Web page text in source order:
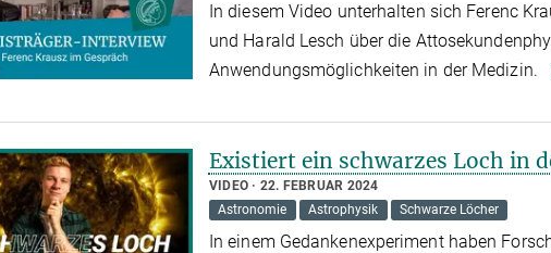
In diesem Video unterhalten sich Ferenc
und Harald Lesch über die
Anwendungsmöglichkeiten in der Medizin.
Existiert ein schwarzes Loch in
VIDEO
22. FEBRUAR 2024
Astronomie
Astrophysik Schwarze Löcher
In einem Gedankenexperiment haben